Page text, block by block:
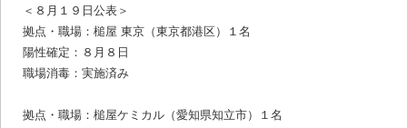
＜８月１９日公表＞
拠点・職場：槌屋 東京（東京都港区）１名
陽性確定：８月８日
職場消毒：実施済み
拠点・職場：槌屋ケミカル（愛知県知立市）１名